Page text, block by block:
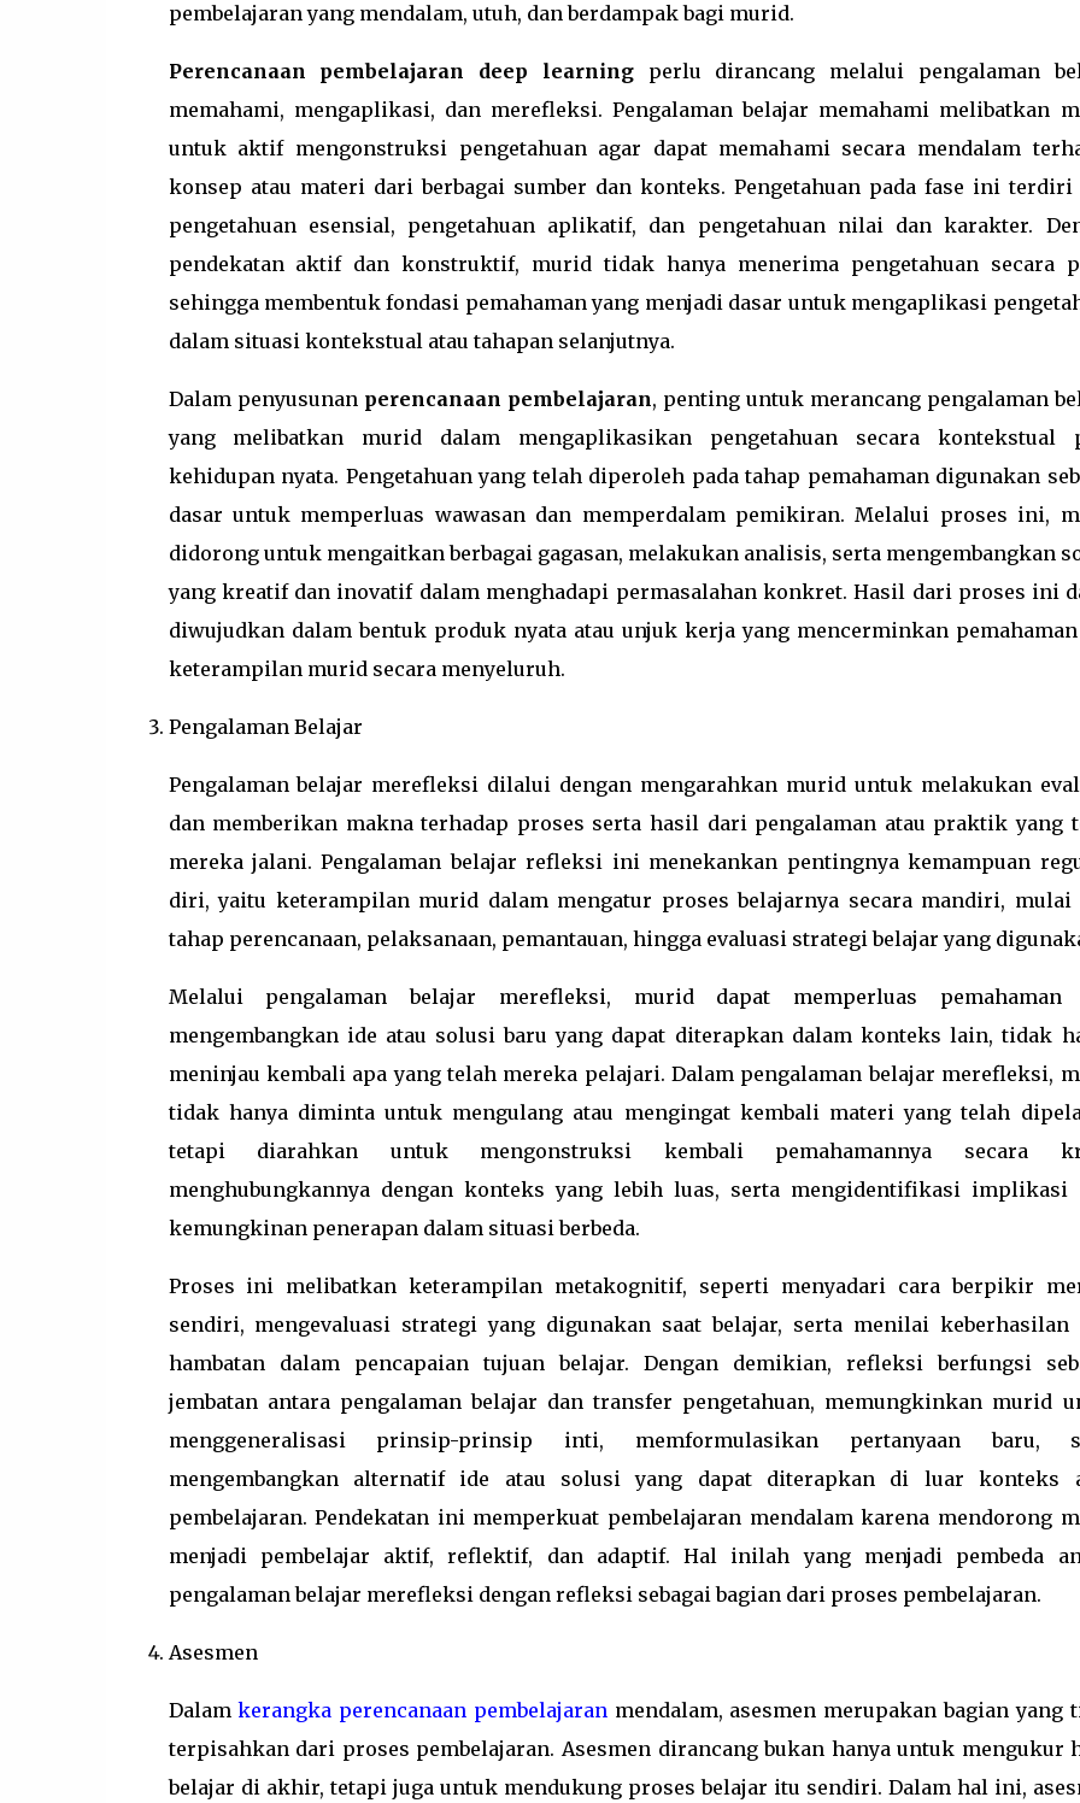
pembelajaran yang mendalam, utuh, dan berdampak bagi murid.
Perencanaan pembelajaran deep learningperlu dirancang melalui pengalaman
memahami, mengaplikasi, dan merefleksi. Pengalaman belajar memahami melibatkan
untuk aktif mengonstruksi pengetahuan agar dapat memahami secara mendalam
konsep atau materi dari berbagai sumber dan konteks. Pengetahuan pada fase ini terdiri
pengetahuan esensial, pengetahuan aplikatif, dan pengetahuan nilai dan karakter.
pendekatan aktif dan konstruktif, murid tidak hanya menerima pengetahuan secara
sehingga membentuk fondasi pemahaman yang menjadi dasar untuk mengaplikasi
dalam situasi kontekstual atau tahapan selanjutnya.
Dalam penyusunan perencanaan pembelajaran, penting untuk merancang pengalaman
yang melibatkan murid dalam mengaplikasikan pengetahuan secara kontekstual
kehidupan nyata. Pengetahuan yang telah diperoleh pada tahap pemahaman digunakan
dasar untuk memperluas wawasan dan memperdalam pemikiran. Melalui proses ini,
didorong untuk mengaitkan berbagai gagasan, melakukan analisis, serta mengembangkan
yang kreatif dan inovatif dalam menghadapi permasalahan konkret. Hasil dari proses ini
diwujudkan dalam bentuk produk nyata atau unjuk kerja yang mencerminkan
keterampilan murid secara menyeluruh.
Pengalaman Belajar
Pengalaman belajar merefleksi dilalui dengan mengarahkan murid untuk melakukan
dan memberikan makna terhadap proses serta hasil dari pengalaman atau praktik yang
mereka jalani. Pengalaman belajar refleksi ini menekankan pentingnya kemampuan
diri, yaitu keterampilan murid dalam mengatur proses belajarnya secara mandiri, mulai
tahap perencanaan, pelaksanaan, pemantauan, hingga evaluasi strategi belajar yang
Melalui pengalaman belajar merefleksi, murid dapat memperluas pemahaman
mengembangkan ide atau solusi baru yang dapat diterapkan dalam konteks lain, tidak
meninjau kembali apa yang telah mereka pelajari. Dalam pengalaman belajar merefleksi,
tidak hanya diminta untuk mengulang atau mengingat kembali materi yang telah
tetapi diarahkan untuk mengonstruksi kembali pemahamannya secara
menghubungkannya dengan konteks yang lebih luas, serta mengidentifikasi implikasi
kemungkinan penerapan dalam situasi berbeda.
Proses ini melibatkan keterampilan metakognitif, seperti menyadari cara berpikir
sendiri, mengevaluasi strategi yang digunakan saat belajar, serta menilai keberhasilan
hambatan dalam pencapaian tujuan belajar. Dengan demikian, refleksi berfungsi
jembatan antara pengalaman belajar dan transfer pengetahuan, memungkinkan murid
menggeneralisasi prinsip-prinsip inti, memformulasikan pertanyaan baru,
mengembangkan alternatif ide atau solusi yang dapat diterapkan di luar konteks
pembelajaran. Pendekatan ini memperkuat pembelajaran mendalam karena mendorong
menjadi pembelajar aktif, reflektif, dan adaptif. Hal inilah yang menjadi pembeda
pengalaman belajar merefleksi dengan refleksi sebagai bagian dari proses pembelajaran.
Asesmen
Dalamkerangka perencanaan pembelajaranmendalam, asesmen merupakan bagian yang
terpisahkan dari proses pembelajaran. Asesmen dirancang bukan hanya untuk mengukur
belajar di akhir, tetapi juga untuk mendukung proses belajar itu sendiri. Dalam hal ini,